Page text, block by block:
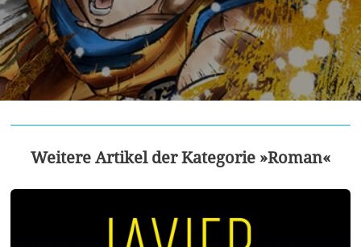
Weitere Artikel der Kategorie »Roman«